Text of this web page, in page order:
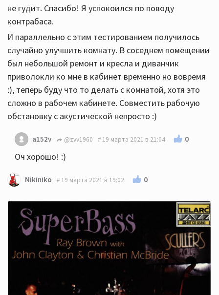
не гудит. Спасибо! Я успокоился по поводу
контрабаса.
И параллельно с этим тестированием получилось
случайно улучшить комнату. В соседнем помещении
был небольшой ремонт и кресла и диванчик
приволокли ко мне в кабинет временно но вовремя
:), теперь буду что то делать с комнатой, хотя это
сложно в рабочем кабинете. Совместить рабочую
обстановку с акустической непросто :)
a152v @zvv1960 19 марта 2021 в 21:04 0
Оч хорошо! :)
Nikiniko 19 марта 2021 в 19:02 0